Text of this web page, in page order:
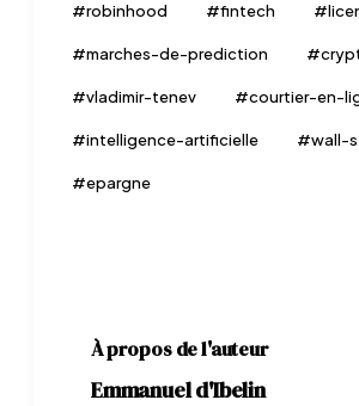
#robinhood #fintech #
#marches-de-prediction #
#vladimir-tenev #courtier-en-
#intelligence-artificielle #wall-
#epargne
À propos de l'auteur
Emmanuel d'Ibelin